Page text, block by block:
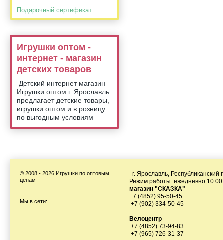
Подарочный сертификат
Игрушки оптом -
интернет - магазин
детских товаров
Детский интернет магазин
Игрушки оптом г. Ярославль
предлагает детские товары,
игрушки оптом и в розницу
по выгодным условиям
© 2008 - 2026 Игрушки по оптовым
ценам
Мы в сети:
г. Ярославль, Республиканский
Режим работы: ежедневно 10:00
магазин "СКАЗКА"
+7 (4852) 95-50-45
+7 (902) 334-50-45
Велоцентр
+7 (4852) 73-94-83
+7 (965) 726-31-37